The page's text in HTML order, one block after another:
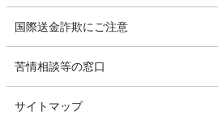
国際送金詐欺にご注意
苦情相談等の窓口
サイトマップ